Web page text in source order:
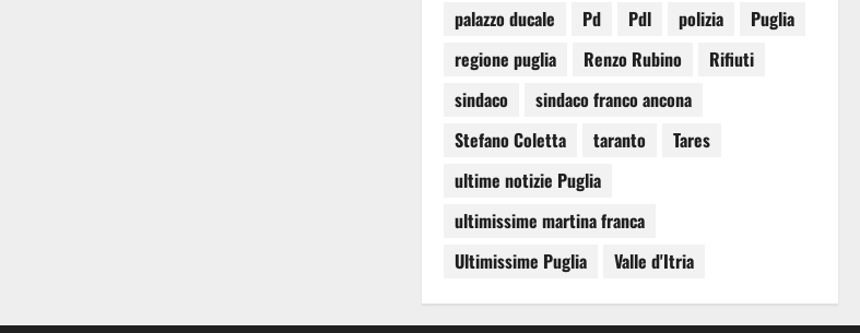
palazzo ducale
Pd Pdl polizia
Puglia
regione puglia
Renzo Rubino
Rifiuti
sindaco
sindaco franco ancona
Stefano Coletta
taranto
Tares
ultime notizie Puglia
ultimissime martina franca
Ultimissime Puglia
Valle d'Itria